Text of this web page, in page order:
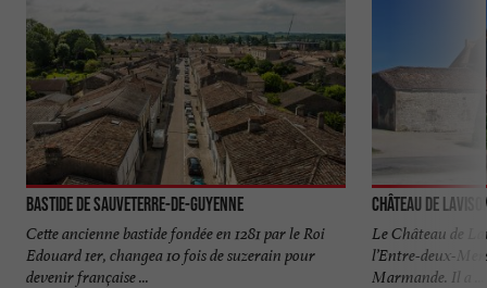
Bastide de Sauveterre-de-Guyenne
Cette ancienne bastide fondée en 1281 par le Roi
Edouard 1er, changea 10 fois de suzerain pour
devenir française ...
Château de
Le Château de
l’Entre-deux-
Marmande. Il a ...